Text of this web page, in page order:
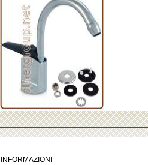
INFORMAZIONI